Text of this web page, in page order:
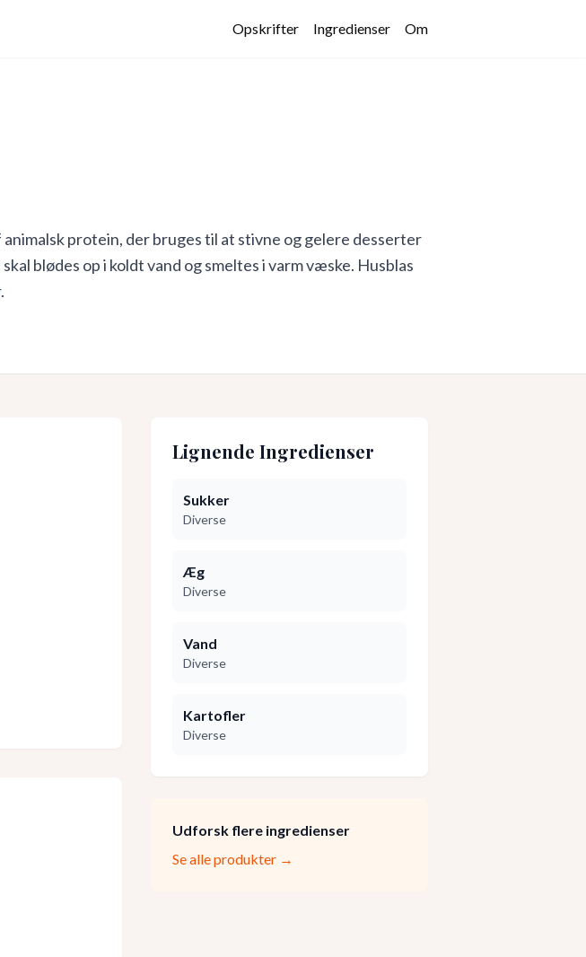
Opskrifter Ingredienser Om
protein, der bruges til at stivne og gelere desserter
blødes op i koldt vand og smeltes i varm væske. Husblas
Lignende Ingredienser
Sukker
Diverse
Æg
Diverse
Vand
Diverse
Kartofler
Diverse
Udforsk flere ingredienser
Se alle produkter →